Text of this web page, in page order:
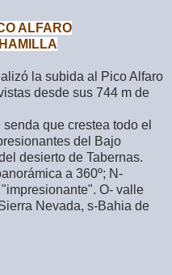
ALFARO
la subida al Pico Alfaro
desde sus 744 m de
que crestea todo el
del Bajo
desierto de Tabernas.
a 360º; N-
O- valle
Nevada, s-Bahia de